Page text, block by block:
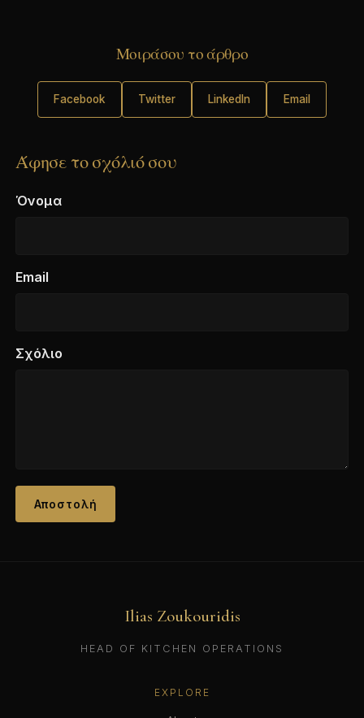
Μοιράσου το άρθρο
Facebook Twitter LinkedIn Email
Άφησε το σχόλιό σου
Όνομα
Email
Σχόλιο
Αποστολή
Ilias Zoukouridis
HEAD OF KITCHEN OPERATIONS
EXPLORE